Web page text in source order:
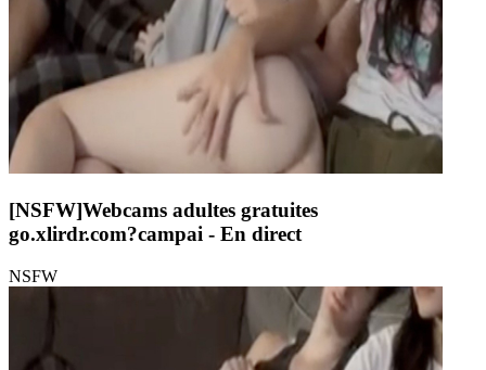
[NSFW]Webcams adultes gratuites
go.xlirdr.com?campai - En direct
NSFW